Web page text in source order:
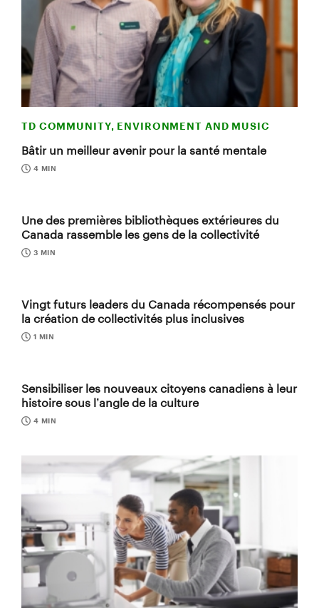
TD COMMUNITY, ENVIRONMENT AND MUSIC
Bâtir un meilleur avenir pour la santé mentale
4 MIN
Une des premières bibliothèques extérieures du
Canada rassemble les gens de la collectivité
3 MIN
Vingt futurs leaders du Canada récompensés pour
la création de collectivités plus inclusives
1 MIN
Sensibiliser les nouveaux citoyens canadiens à leur
histoire sous l’angle de la culture
4 MIN